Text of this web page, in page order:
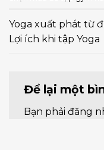
Yoga xuất phát từ
Lợi ích khi tập Yoga
Để lại một
Bạn phải đăng